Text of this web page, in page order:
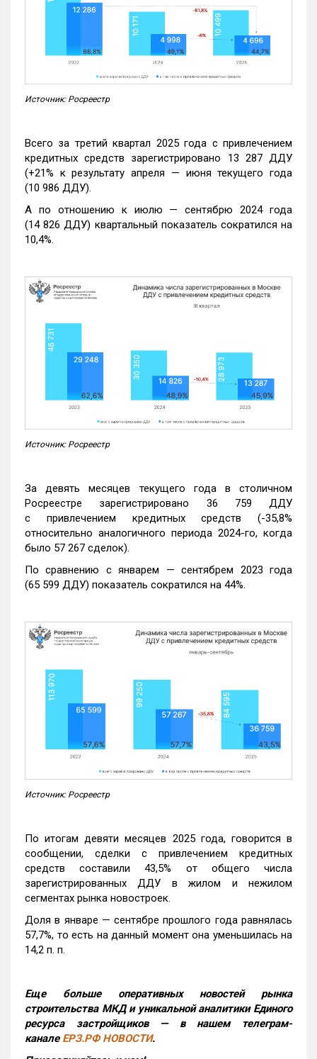
Источник: Росреестр
Всего за третий квартал 2025 года с привлечением
кредитных средств зарегистрировано 13 287 ДДУ
(+21% к результату апреля — июня текущего года
(10 986 ДДУ).
А по отношению к июлю — сентябрю 2024 года
(14 826 ДДУ) квартальный показатель сократился на
10,4%.
Источник: Росреестр
За девять месяцев текущего года в столичном
Росреестре зарегистрировано 36 759 ДДУ
с привлечением кредитных средств (-35,8%
относительно аналогичного периода 2024-го, когда
было 57 267 сделок).
По сравнению с январем — сентябрем 2023 года
(65 599 ДДУ) показатель сократился на 44%.
Источник: Росреестр
По итогам девяти месяцев 2025 года, говорится в
сообщении, сделки с привлечением кредитных
средств составили 43,5% от общего числа
зарегистрированных ДДУ в жилом и нежилом
сегментах рынка новостроек.
Доля в январе — сентябре прошлого года равнялась
57,7%, то есть на данный момент она уменьшилась на
14,2 п. п.
Еще больше оперативных новостей рынка
строительства МКД и уникальной аналитики Единого
ресурса застройщиков — в нашем телеграм-
канале ЕРЗ.РФ НОВОСТИ.